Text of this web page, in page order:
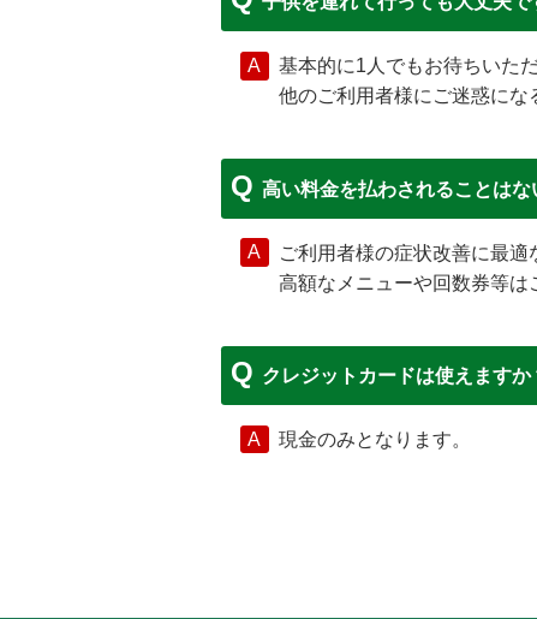
基本的に1人でもお待ちいた
他のご利用者様にご迷惑にな
高い料金を払わされることはな
ご利用者様の症状改善に最適
高額なメニューや回数券等は
クレジットカードは使えますか
現金のみとなります。